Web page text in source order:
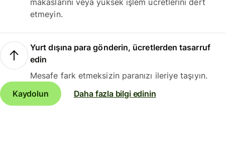
makaslarını veya yüksek işlem ücretlerini dert
etmeyin.
Yurt dışına para gönderin, ücretlerden tasarruf
edin
Mesafe fark etmeksizin paranızı ileriye taşıyın.
Kaydolun
Daha fazla bilgi edinin